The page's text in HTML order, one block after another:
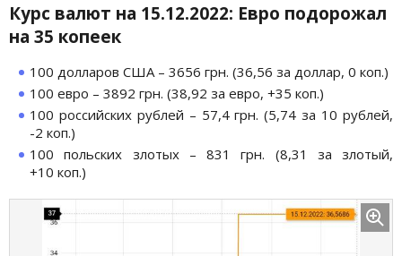
Курс валют на 15.12.2022: Евро подорожал
на 35 копеек
100 долларов США – 3656 грн. (36,56 за доллар, 0 коп.)
100 евро – 3892 грн. (38,92 за евро, +35 коп.)
100 российских рублей – 57,4 грн. (5,74 за 10 рублей,
-2 коп.)
100 польских злотых – 831 грн. (8,31 за злотый,
+10 коп.)